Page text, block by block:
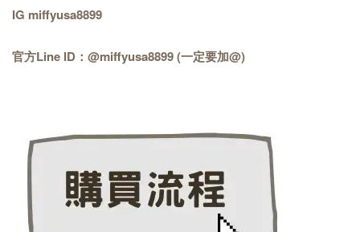
IG miffyusa8899
官方Line ID：@miffyusa8899 (一定要加@)